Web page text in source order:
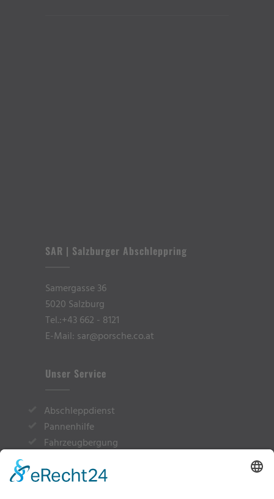
SAR | Salzburger Abschleppring
Samergasse 36
5020 Salzburg
Tel.:+43 662 - 8121
E-Mail: sar@porsche.co.at
Unser Service
Abschleppdienst
Pannenhilfe
Fahrzeugbergung
Rückholung